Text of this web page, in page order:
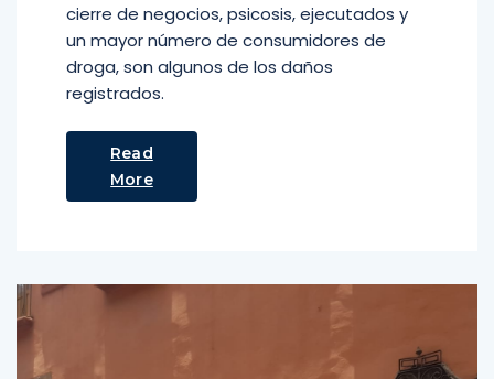
cierre de negocios, psicosis, ejecutados y
un mayor número de consumidores de
droga, son algunos de los daños
registrados.
Read
More